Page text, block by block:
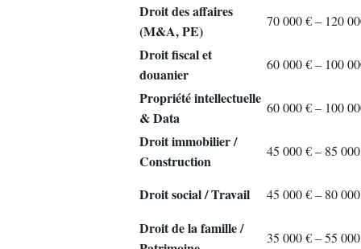
Droit des affaires
(M&A, PE)
70 000 € – 120
Droit fiscal et
douanier
60 000 € – 100
Propriété intellectuelle
& Data
60 000 € – 100
Droit immobilier /
Construction
45 000 € – 85
Droit social / Travail 45 000 € – 80
Droit de la famille /
35 000 € – 55